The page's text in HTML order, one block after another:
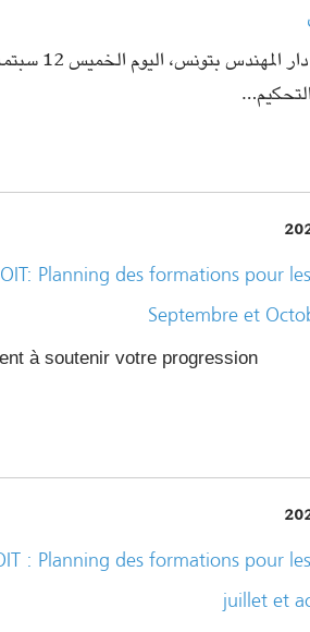
Planning des formations pour
Septembre et
à soutenir votre progression
: Planning des formations pour
juillet et